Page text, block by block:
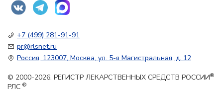
+7 (499) 281-91-91
pr@rlsnet.ru
Россия, 123007, Москва, ул. 5-я Магистральная, д. 12
© 2000-2026. РЕГИСТР ЛЕКАРСТВЕННЫХ СРЕДСТВ РОССИИ®
РЛС ®